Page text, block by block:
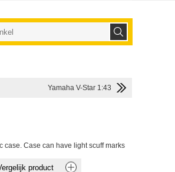
Yamaha V-Star 1:43
case. Case can have light scuff marks